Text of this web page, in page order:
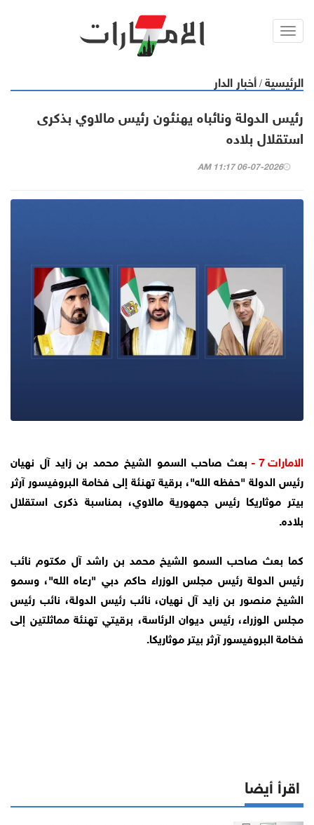
Toggl
الرئيسية / أخبار الدار
رئيس الدولة ونائباه يهنئون رئيس مالاوي بذكرى
استقلال بلاده
06-07-2026 11:17 AM
الامارات 7 -
بعث صاحب السمو الشيخ محمد بن زايد آل نهيان
رئيس الدولة "حفظه الله"، برقية تهنئة إلى فخامة البروفيسور آرثر
بيتر موثاريكا رئيس جمهورية مالاوي، بمناسبة ذكرى استقلال
بلاده.
كما بعث صاحب السمو الشيخ محمد بن راشد آل مكتوم نائب
رئيس الدولة رئيس مجلس الوزراء حاكم دبي "رعاه الله"، وسمو
الشيخ منصور بن زايد آل نهيان، نائب رئيس الدولة، نائب رئيس
مجلس الوزراء، رئيس ديوان الرئاسة، برقيتي تهنئة مماثلتين إلى
فخامة البروفيسور آرثر بيتر موثاريكا.
اقرأ أيضا